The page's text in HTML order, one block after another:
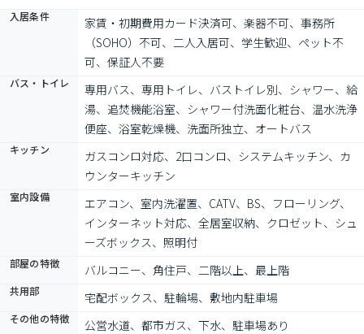
入居条件
家賃・初期費用カード決済可、楽器不可、事務所
（SOHO）不可、二人入居可、学生歓迎、ペット不
可、保証人不要
バス・トイレ
専用バス、専用トイレ、バストイレ別、シャワー、給
湯、追焚機能浴室、シャワー付洗面化粧台、温水洗浄
便座、浴室乾燥機、洗面所独立、オートバス
キッチン
ガスコンロ対応、2口コンロ、システムキッチン、カ
ウンターキッチン
室内設備
エアコン、室内洗濯置、CATV、BS、フローリング、
インターネット対応、全居室収納、クロゼット、シュ
ーズボックス、照明付
部屋の特徴 バルコニー、角住戸、二階以上、最上階
共用部 宅配ボックス、駐輪場、敷地内駐車場
その他の特徴 公営水道、都市ガス、下水、駐車場あり